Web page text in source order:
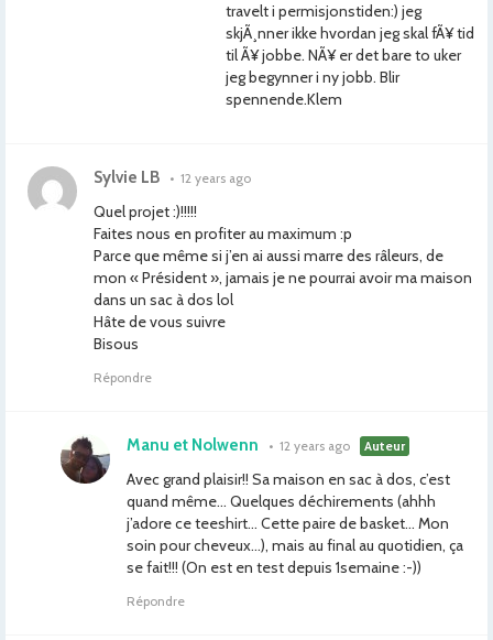
travelt i permisjonstiden:) jeg
skjÃ¸nner ikke hvordan jeg skal fÃ¥ tid
til Ã¥ jobbe. NÃ¥ er det bare to uker
jeg begynner i ny jobb. Blir
spennende.Klem
Sylvie LB • 12 years ago
Quel projet :)!!!!!
Faites nous en profiter au maximum :p
Parce que même si j’en ai aussi marre des râleurs, de
mon « Président », jamais je ne pourrai avoir ma maison
dans un sac à dos lol
Hâte de vous suivre
Bisous
Répondre
Manu et Nolwenn • 12 years ago Auteur
Avec grand plaisir!! Sa maison en sac à dos, c’est
quand même… Quelques déchirements (ahhh
j’adore ce teeshirt… Cette paire de basket… Mon
soin pour cheveux…), mais au final au quotidien, ça
se fait!!! (On est en test depuis 1semaine :-))
Répondre